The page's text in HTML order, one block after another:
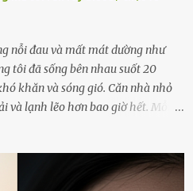
nỗi đau và mất mát dường như
tôi đã sống bên nhau suốt 20
khăn và sóng gió. Căn nhà nhỏ
lạnh lẽo hơn bao giờ hết. Mỗi
còn muốn làm gì ngoài việc
cuộc sống không cho phép tôi mãi